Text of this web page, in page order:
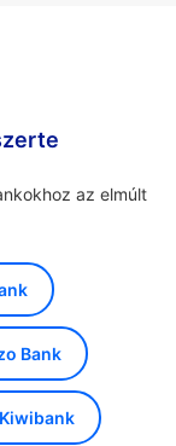
az elmúlt
Bank
Kiwibank